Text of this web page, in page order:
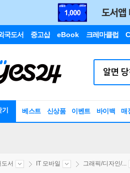
국도서 중고샵 eBook 크레마클럽
베스트 신상품 이벤트 바이백 매
도서 IT 모바일 그래픽/디자인/...